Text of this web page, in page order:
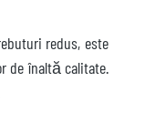
redus, este
de înaltă calitate.